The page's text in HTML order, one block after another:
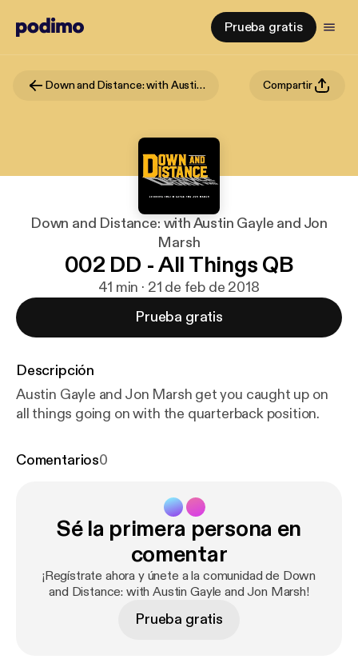
Prueba gratis
Down and Distance: with Austin Gayle and Jon Marsh Compartir
Down and Distance: with Austin Gayle and Jon
Marsh
002 DD - All Things QB
41 min · 21 de feb de 2018
Prueba gratis
Descripción
Austin Gayle and Jon Marsh get you caught up on
all things going on with the quarterback position.
Comentarios0
Sé la primera persona en
comentar
¡Regístrate ahora y únete a la comunidad de Down
and Distance: with Austin Gayle and Jon Marsh!
Prueba gratis